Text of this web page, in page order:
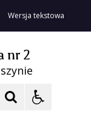
Wersja tekstowa
nr 2